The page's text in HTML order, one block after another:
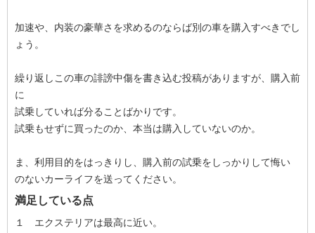
加速や、内装の豪華さを求めるのならば別の車を購入すべきでし
ょう。
繰り返しこの車の誹謗中傷を書き込む投稿がありますが、購入前
に
試乗していれば分ることばかりです。
試乗もせずに買ったのか、本当は購入していないのか。
ま、利用目的をはっきりし、購入前の試乗をしっかりして悔い
のないカーライフを送ってください。
満足している点
１ エクステリアは最高に近い。